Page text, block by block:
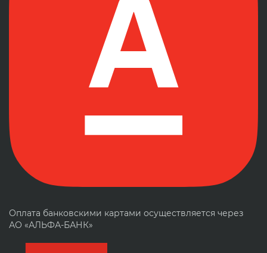
Оплата банковскими картами осуществляется через
АО «АЛЬФА-БАНК»